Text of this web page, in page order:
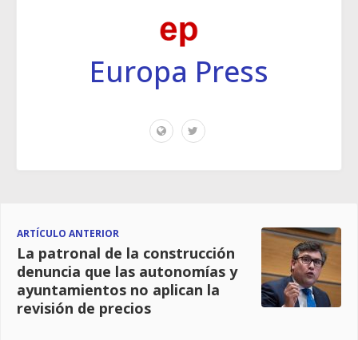
Europa Press
ARTÍCULO ANTERIOR
La patronal de la construcción
denuncia que las autonomías y
ayuntamientos no aplican la
revisión de precios